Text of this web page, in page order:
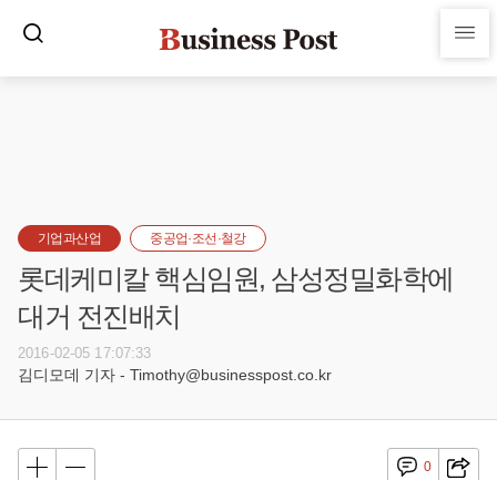
기업과산업 중공업·조선·철강
롯데케미칼 핵심임원, 삼성정밀화학에
대거 전진배치
2016-02-05 17:07:33
김디모데 기자 - Timothy@businesspost.co.kr
0